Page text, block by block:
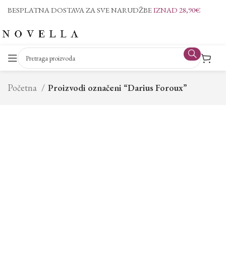
BESPLATNA DOSTAVA ZA SVE NARUDŽBEIZNAD 28,90€
Početna Proizvodi označeni “Darius Foroux”